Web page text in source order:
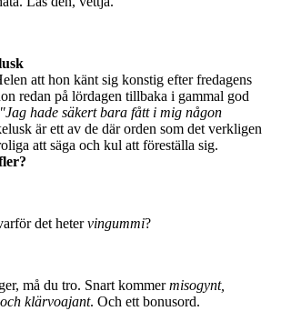
att hon känt sig konstig efter fredagens
redan på lördagen tillbaka i gammal god
"Jag hade säkert bara fått i mig någon
är ett av de där orden som det verkligen
att säga och kul att föreställa sig.
det hetervingummi?
må du tro. Snart kommermisogynt,
klärvoajant. Och ett bonusord.